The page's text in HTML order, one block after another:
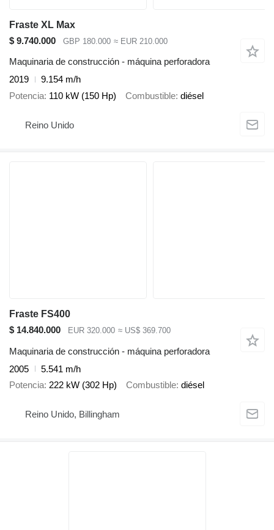
Fraste XL Max
$ 9.740.000
GBP 180.000 ≈ EUR 210.000
Maquinaria de construcción - máquina perforadora
2019
9.154 m/h
Potencia 110 kW (150 Hp) Combustible diésel
Reino Unido
Fraste FS400
$ 14.840.000
EUR 320.000 ≈ US$ 369.700
Maquinaria de construcción - máquina perforadora
2005
5.541 m/h
Potencia 222 kW (302 Hp) Combustible diésel
Reino Unido, Billingham